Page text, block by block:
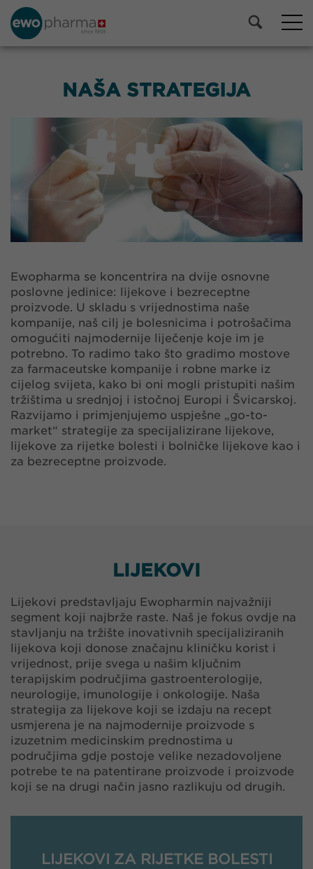
NAŠA STRATEGIJA
Ewopharma se koncentrira na dvije osnovne
poslovne jedinice: lijekove i bezreceptne
proizvode. U skladu s vrijednostima naše
kompanije, naš cilj je bolesnicima i potrošačima
omogućiti najmodernije liječenje koje im je
potrebno. To radimo tako što gradimo mostove
za farmaceutske kompanije i robne marke iz
cijelog svijeta, kako bi oni mogli pristupiti našim
tržištima u srednjoj i istočnoj Europi i Švicarskoj.
Razvijamo i primjenjujemo uspješne „go-to-
market“ strategije za specijalizirane lijekove,
lijekove za rijetke bolesti i bolničke lijekove kao i
za bezreceptne proizvode.
LIJEKOVI
Lijekovi predstavljaju Ewopharmin najvažniji
segment koji najbrže raste. Naš je fokus ovdje na
stavljanju na tržište inovativnih specijaliziranih
lijekova koji donose značajnu kliničku korist i
vrijednost, prije svega u našim ključnim
terapijskim područjima gastroenterologije,
neurologije, imunologije i onkologije. Naša
strategija za lijekove koji se izdaju na recept
usmjerena je na najmodernije proizvode s
izuzetnim medicinskim prednostima u
područjima gdje postoje velike nezadovoljene
potrebe te na patentirane proizvode i proizvode
koji se na drugi način jasno razlikuju od drugih.
LIJEKOVI ZA RIJETKE BOLESTI